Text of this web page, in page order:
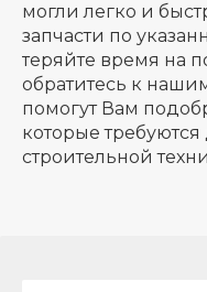
могли легко и
запчасти по
теряйте время на
обратитесь к
помогут Вам
которые
строительной